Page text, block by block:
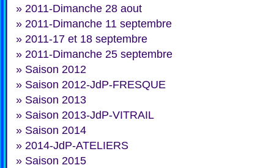
» 2011-Dimanche 28 aout
» 2011-Dimanche 11 septembre
» 2011-17 et 18 septembre
» 2011-Dimanche 25 septembre
» Saison 2012
» Saison 2012-JdP-FRESQUE
» Saison 2013
» Saison 2013-JdP-VITRAIL
» Saison 2014
» 2014-JdP-ATELIERS
» Saison 2015